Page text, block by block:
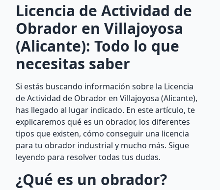
Licencia de Actividad de
Obrador en Villajoyosa
(Alicante): Todo lo que
necesitas saber
Si estás buscando información sobre la Licencia
de Actividad de Obrador en Villajoyosa (Alicante),
has llegado al lugar indicado. En este artículo, te
explicaremos qué es un obrador, los diferentes
tipos que existen, cómo conseguir una licencia
para tu obrador industrial y mucho más. Sigue
leyendo para resolver todas tus dudas.
¿Qué es un obrador?